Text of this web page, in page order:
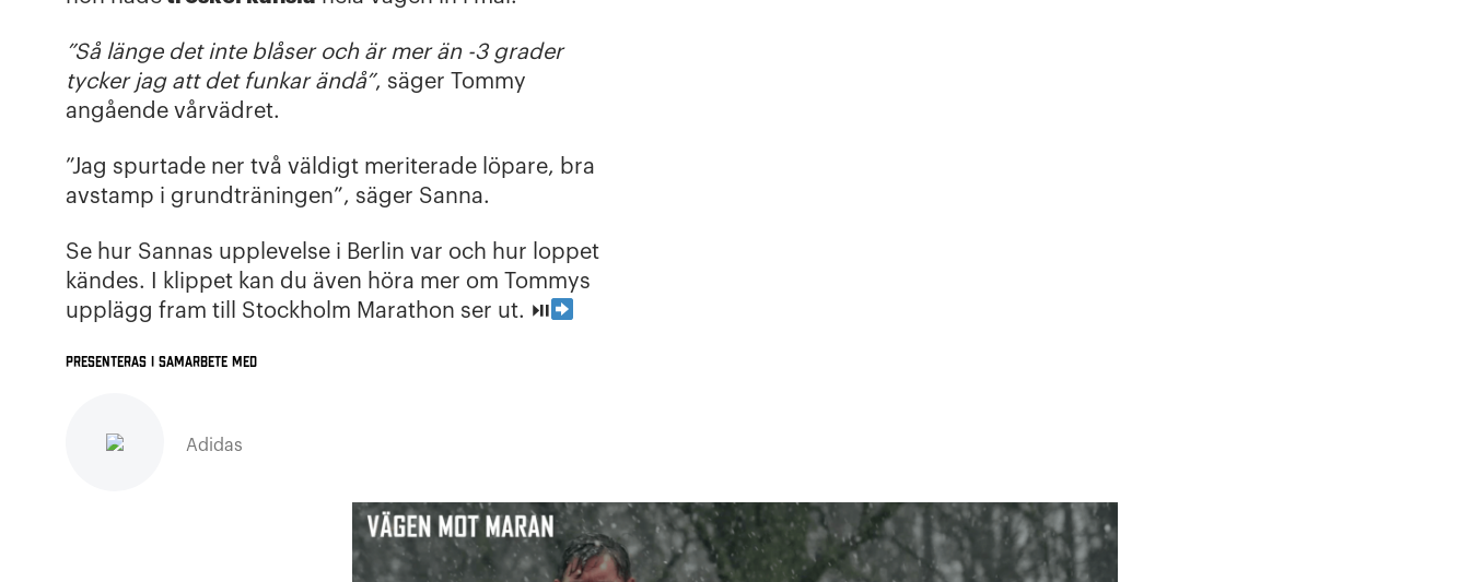
”Så länge det inte blåser och är mer än -3 grader
tycker jag att det funkar ändå”, säger Tommy
angående vårvädret.
”Jag spurtade ner två väldigt meriterade löpare, bra
avstamp i grundträningen”, säger Sanna.
Se hur Sannas upplevelse i Berlin var och hur loppet
kändes. I klippet kan du även höra mer om Tommys
upplägg fram till Stockholm Marathon ser ut. ⏯
Presenteras i samarbete med
Adidas